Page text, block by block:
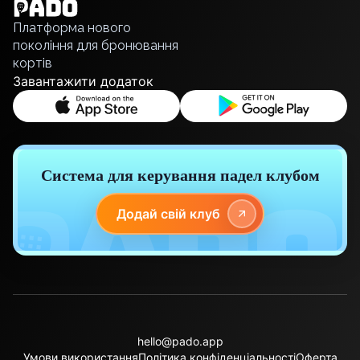
Русский
Платформа нового
покоління для бронювання
кортів
Завантажити додаток
Система для керування падел клубом
Додай свій клуб
hello@pado.app
Умови використанняПолітика конфіденціальностіОферта